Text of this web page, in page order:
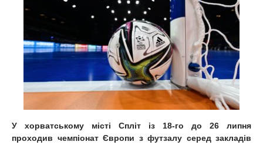
У хорватському місті Спліт із 18-го до 26 липня
проходив чемпіонат Європи з футзалу серед закладів